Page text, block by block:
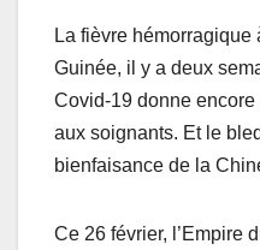
La fièvre hémorragique
Guinée, il y a deux
Covid-19 donne
aux soignants. Et le
bienfaisance de la
Ce 26 février, l’Empire